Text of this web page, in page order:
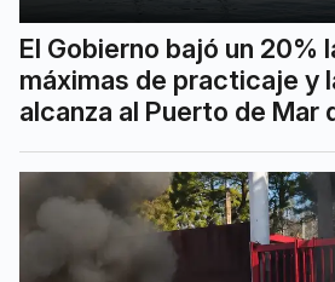
El Gobierno bajó un 20%
máximas de practicaje y
alcanza al Puerto de Mar